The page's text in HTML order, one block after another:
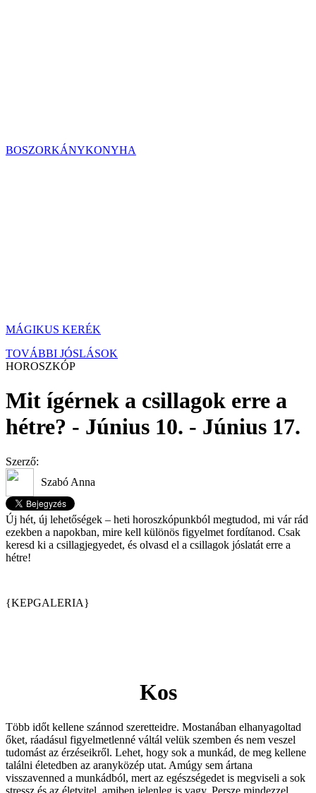
BOSZORKÁNYKONYHA
MÁGIKUS KERÉK
TOVÁBBI JÓSLÁSOK
HOROSZKÓP
Mit ígérnek a csillagok erre a
hétre? - Június 10. - Június 17.
Szerző:
Szabó Anna
Új hét, új lehetőségek – heti horoszkópunkból megtudod, mi vár rád
ezekben a napokban, mire kell különös figyelmet fordítanod. Csak
keresd ki a csillagjegyedet, és olvasd el a csillagok jóslatát erre a
hétre!
{KEPGALERIA}
Kos
Több időt kellene szánnod szeretteidre. Mostanában elhanyagoltad
őket, ráadásul figyelmetlenné váltál velük szemben és nem veszel
tudomást az érzéseikről. Lehet, hogy sok a munkád, de meg kellene
találni életedben az aranyközép utat. Amúgy sem ártana
visszavenned a munkádból, mert az egészségedet is megviseli a sok
stressz és az életvitel, amiben jelenleg is vagy. Persze mindezzel